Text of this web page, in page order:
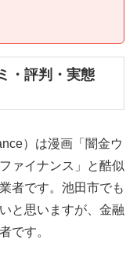
・評判・実態
）は漫画「闇金ウ
ァイナンス」と酷似
者です。池田市でも
と思いますが、金融
です。